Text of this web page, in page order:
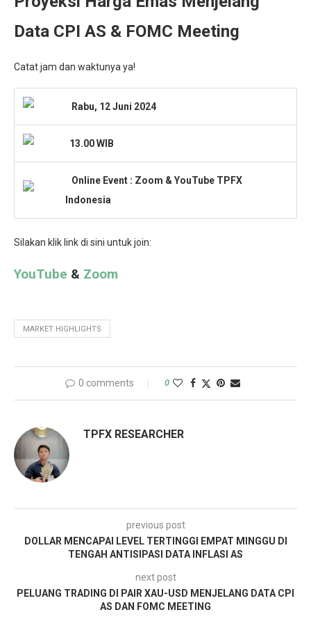
Data CPI AS & FOMC Meeting
Catat jam dan waktunya ya!
Rabu, 12 Juni 2024
13.00 WIB
Online Event : Zoom & YouTube TPFX
Indonesia
Silakan klik link di sini untuk join:
YouTube & Zoom
MARKET HIGHLIGHTS
0 comments 0
TPFX RESEARCHER
previous post
DOLLAR MENCAPAI LEVEL TERTINGGI EMPAT MINGGU DI
TENGAH ANTISIPASI DATA INFLASI AS
next post
PELUANG TRADING DI PAIR XAU-USD MENJELANG DATA CPI
AS DAN FOMC MEETING